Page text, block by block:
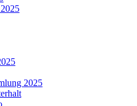
2025